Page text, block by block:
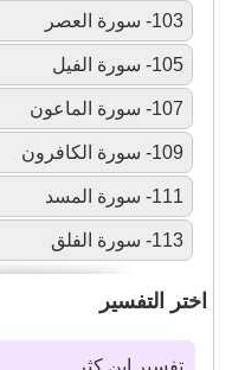
103- سورة العصر
105- سورة الفيل
107- سورة الماعون
109- سورة الكافرون
111- سورة المسد
113- سورة الفلق
اختر التفسير